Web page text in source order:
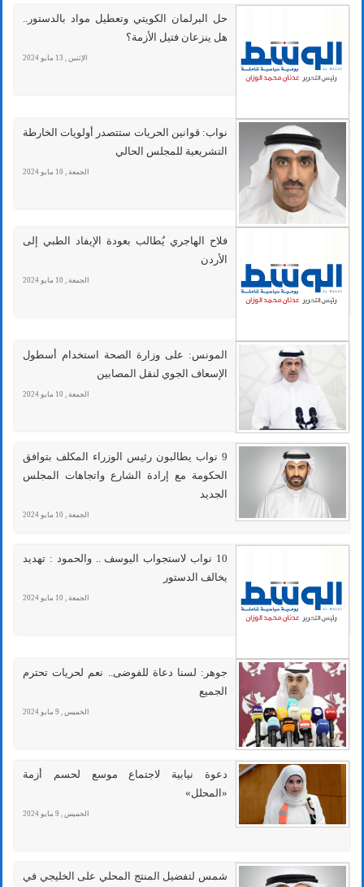
حل البرلمان الكويتي وتعطيل مواد بالدستور..
هل ينزعان فتيل الأزمة؟
الإثنين , 13 مايو 2024
نواب: قوانين الحريات ستتصدر أولويات الخارطة
التشريعية للمجلس الحالي
الجمعة , 10 مايو 2024
فلاح الهاجري يُطالب بعودة الإيفاد الطبي إلى
الأردن
الجمعة , 10 مايو 2024
المونس: على وزارة الصحة استخدام أسطول
الإسعاف الجوي لنقل المصابين
الجمعة , 10 مايو 2024
9 نواب يطالبون رئيس الوزراء المكلف بتوافق
الحكومة مع إرادة الشارع واتجاهات المجلس
الجديد
الجمعة , 10 مايو 2024
10 نواب لاستجواب اليوسف .. والحمود : تهديد
يخالف الدستور
الجمعة , 10 مايو 2024
جوهر: لسنا دعاة للفوضى.. نعم لحريات تحترم
الجميع
الخميس , 9 مايو 2024
دعوة نيابية لاجتماع موسع لحسم أزمة
«المحلل»
الخميس , 9 مايو 2024
شمس لتفضيل المنتج المحلي على الخليجي في